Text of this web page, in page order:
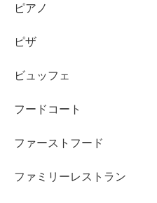
ピアノ
ピザ
ビュッフェ
フードコート
ファーストフード
ファミリーレストラン